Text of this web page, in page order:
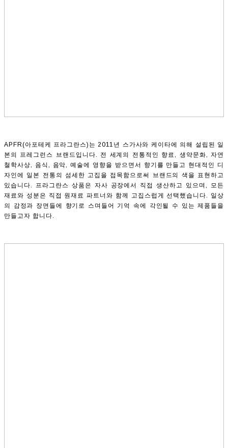
APFR(아포테케 프라그란스)는 2011년 스가사와 케이타에 의해 설립된 일
본의 프레그런스 브랜드입니다. 전 세계의 전통적인 향료, 생약문화, 자연
철학사상, 음식, 음악, 예술에 영향을 받으면서 향기를 만들고 현대적인 디
자인에 일본 전통의 섬세한 고집을 접목함으로써 브랜드의 색을 표현하고
있습니다. 프라그란스 상품은 자사 공장에서 직접 생산하고 있으며, 모든
재료와 성분은 직접 원재료 파트너와 함께 고집스럽게 선택했습니다. 일상
의 감정과 장면들에 향기로 스며들어 기억 속에 각인될 수 있는 제품들을
만들고자 합니다.